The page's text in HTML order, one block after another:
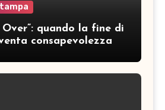
Over”: quando la fine di
consapevolezza